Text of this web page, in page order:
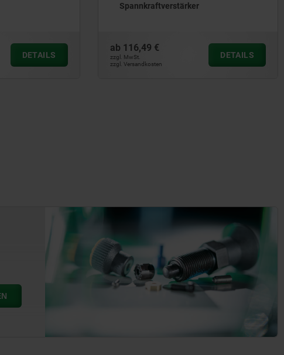
DETAILS
Spannkraftverstärker
ab 116,49 €
zzgl. MwSt.
zzgl. Versandkosten
DETAILS